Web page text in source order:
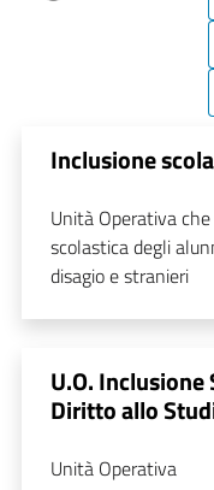
Inclusione
Unità Operativa
scolastica degli
disagio e stranieri
U.O.
Diritto allo
Unità Operativa